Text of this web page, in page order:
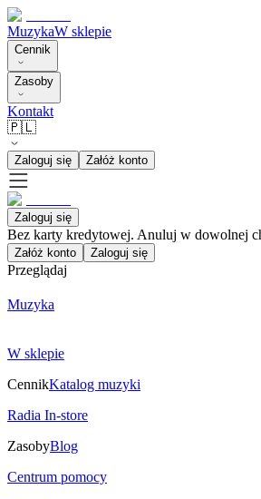
MuzykaW sklepie
Cennik
Zasoby
Kontakt
🇵🇱
Zaloguj się Załóż konto
Zaloguj się
Bez karty kredytowej. Anuluj w dowolnej
Załóż konto Zaloguj się
Przeglądaj
Muzyka
W sklepie
CennikKatalog muzyki
Radia In-store
ZasobyBlog
Centrum pomocy